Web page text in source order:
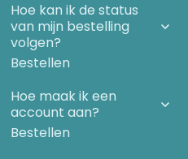
Hoe kan ik de status
van mijn bestelling
volgen?
Bestellen
Hoe maak ik een
account aan?
Bestellen